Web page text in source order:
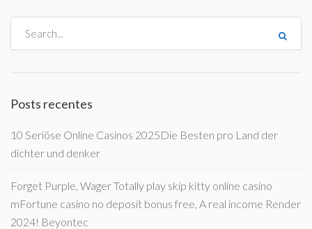
Posts recentes
10 Seriöse Online Casinos 2025Die Besten pro Land der
dichter und denker
Forget Purple, Wager Totally play skip kitty online casino
mFortune casino no deposit bonus free, A real income Render
2024! Beyontec